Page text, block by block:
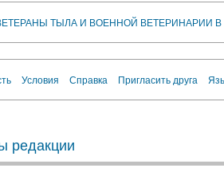
ТЫЛА И ВОЕННОЙ ВЕТЕРИНАРИИ
Условия Справка Пригласить друга
редакции